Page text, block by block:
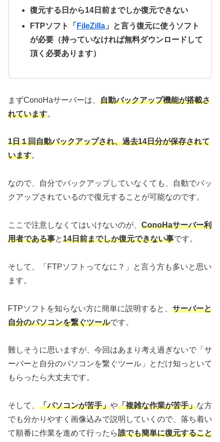
復元する日から14日前までしか復元できない
FTPソフト「 FileZilla」と言う復元に使うソフト
が必要（持っていなければ無料ダウンロードして
頂く必要あります）
まずConoHaサーバーは、 自動バックアップ機能が搭載さ
れています。
1日１回自動バックアップされ、過去14日分が保存されて
います。
なので、自分でバックアップしていなくても、自動でバッ
クアップされているので復元することが可能なのです。
ここで注意しなくてはいけないのが、 ConoHaサーバー利
用者である事と14日前までしか復元できない事です。
そして、「FTPソフトってなに？」と言う方も多いと思い
ます。
FTPソフトを知らない方に簡単に説明すると、 サーバーと
自分のパソコンを繋ぐツールです。
難しそうに思いますが、今回はあまり考え過ぎないで「サ
ーバーと自分のパソコンを繋ぐツール」とだけ知っといて
もらったら大丈夫です。
そして、 「パソコンが苦手」や「複雑な作業が苦手」な方
でも分かりやすく画像込みで説明していくので、落ち着い
て順番に作業を進めて行ったら誰でも簡単に復元すること